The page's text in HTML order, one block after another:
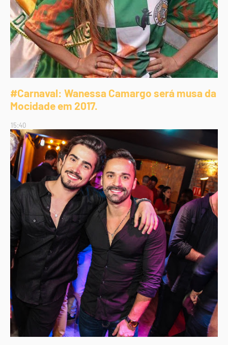
#Carnaval: Wanessa Camargo será musa da
Mocidade em 2017.
15:40